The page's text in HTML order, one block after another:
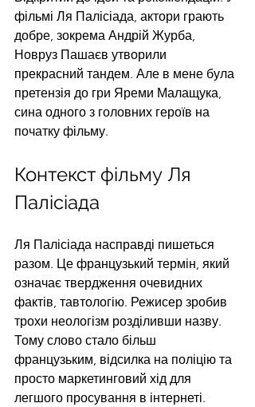
фільмі Ля Палісіада, актори грають
добре, зокрема Андрій Журба,
Новруз Пашаєв утворили
прекрасний тандем. Але в мене була
претензія до гри Яреми Малащука,
сина одного з головних героїв на
початку фільму.
Контекст фільму Ля
Палісіада
Ля Палісіада насправді пишеться
разом. Це французький термін, який
означає твердження очевидних
фактів, тавтологію. Режисер зробив
трохи неологізм розділивши назву.
Тому слово стало більш
французьким, відсилка на поліцію та
просто маркетинговий хід для
легшого просування в інтернеті.